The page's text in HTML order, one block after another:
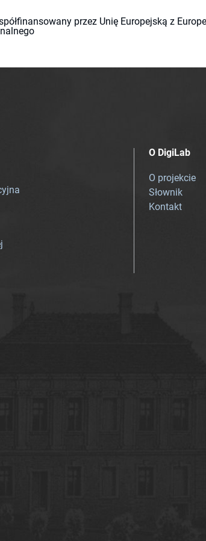
przez Unię Europejską z
O DigiLab
O projekcie
Słownik
Kontakt